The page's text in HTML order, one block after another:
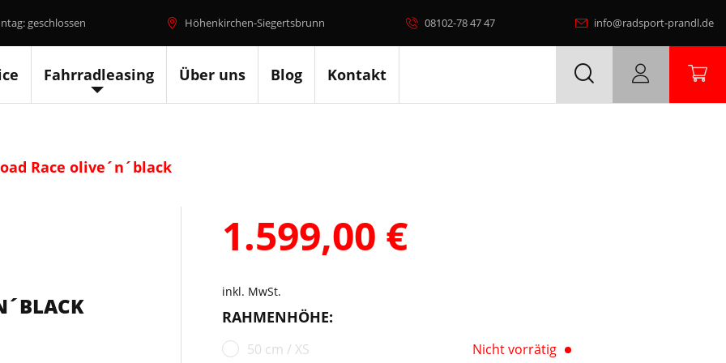
geschlossen Höhenkirchen-Siegertsbrunn 08102-78 47 47 info@radsport-prandl.de
Fahrradleasing Über uns Blog Kontakt
Race olive´n´black
1.599,00 €
inkl. MwSt.
RAHMENHÖHE:
50 cm / XS
Nicht vorrätig